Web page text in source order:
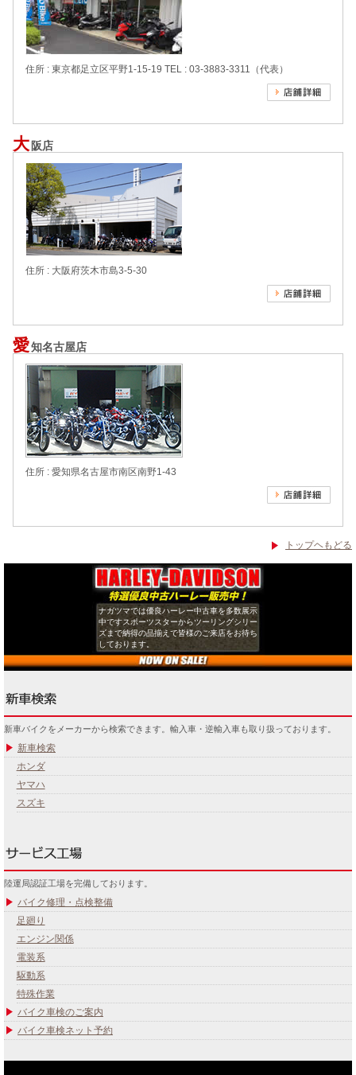
住所 : 東京都足立区平野1-15-19 TEL : 03-3883-3311（代表）
大 阪店
住所 : 大阪府茨木市島3-5-30
愛知名古屋店
住所 : 愛知県名古屋市南区南野1-43
トップヘもどる
ナガツマでは優良ハーレー中古車を多数展示
中ですスポーツスターからツーリングシリー
ズまで納得の品揃えで皆様のご来店をお待ち
しております。
新車バイクをメーカーから検索できます。輸入車・逆輸入車も取り扱っております。
新車検索
ホンダ
ヤマハ
スズキ
陸運局認証工場を完備しております。
バイク修理・点検整備
足廻り
エンジン関係
電装系
駆動系
特殊作業
バイク車検のご案内
バイク車検ネット予約